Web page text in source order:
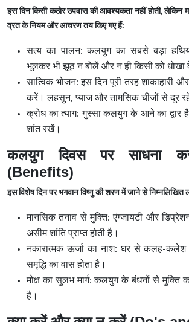
इस दिन किसी कठोर उपवास की आवश्यकता नहीं होती, लेकिन
व्रत के नियम और आचरण तय किए गए हैं:
सत्य का पालन: कलयुग का सबसे बड़ा
भूलकर भी झूठ न बोलें और न ही किसी को धोखा
सात्विक भोजन: इस दिन पूरी तरह शाकाहारी
करें। लहसुन, प्याज और तामसिक चीजों से दूर
क्रोध का त्याग: गुस्सा कलयुग के आने का द्वार
शांत रखें।
कलयुग दिवस पर साधना
(Benefits)
इस विशेष दिन पर भगवान विष्णु की शरण में जाने से निम्नलिखित
मानसिक तनाव से मुक्ति: एंग्जायटी और
असीम शांति प्राप्त होती है।
नकारात्मक ऊर्जा का नाश: घर से कलह-
समृद्धि का वास होता है।
मोक्ष का सुलभ मार्ग: कलयुग के बंधनों से मुक्ति
है।